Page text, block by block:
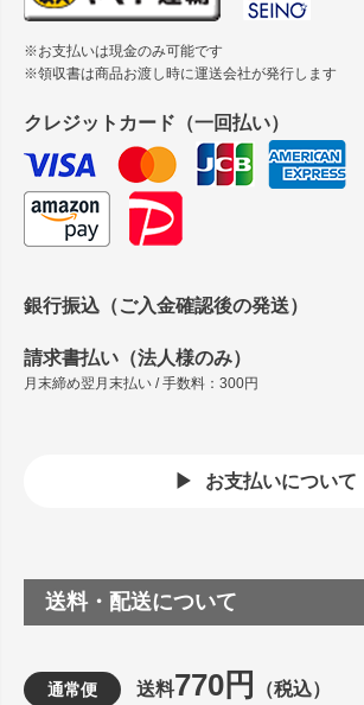
※お支払いは現金のみ可能です
※領収書は商品お渡し時に運送会社が発行します
クレジットカード（一回払い）
銀行振込（ご入金確認後の発送）
請求書払い（法人様のみ）
月末締め翌月末払い / 手数料：300円
お支払いについて
送料・配送について
通常便 送料770円 （税込）